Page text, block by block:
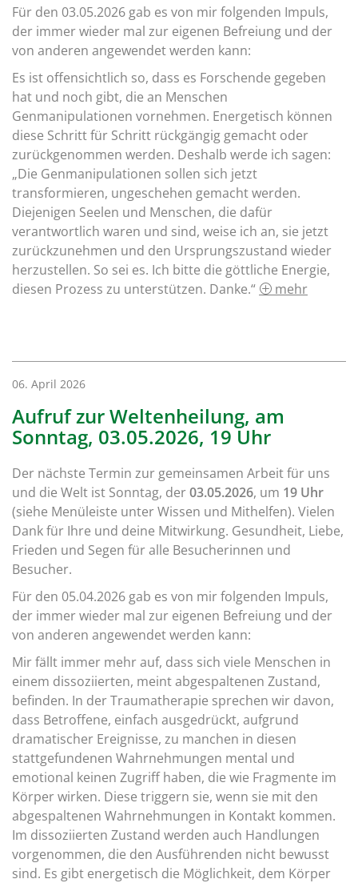
Für den 03.05.2026 gab es von mir folgenden Impuls,
der immer wieder mal zur eigenen Befreiung und der
von anderen angewendet werden kann:
Es ist offensichtlich so, dass es Forschende gegeben
hat und noch gibt, die an Menschen
Genmanipulationen vornehmen. Energetisch können
diese Schritt für Schritt rückgängig gemacht oder
zurückgenommen werden. Deshalb werde ich sagen:
„Die Genmanipulationen sollen sich jetzt
transformieren, ungeschehen gemacht werden.
Diejenigen Seelen und Menschen, die dafür
verantwortlich waren und sind, weise ich an, sie jetzt
zurückzunehmen und den Ursprungszustand wieder
herzustellen. So sei es. Ich bitte die göttliche Energie,
diesen Prozess zu unterstützen. Danke.“
mehr
06. April 2026
Aufruf zur Weltenheilung, am
Sonntag, 03.05.2026, 19 Uhr
Der nächste Termin zur gemeinsamen Arbeit für uns
und die Welt ist Sonntag, der03.05.2026, um 19 Uhr
(siehe Menüleiste unter Wissen und Mithelfen). Vielen
Dank für Ihre und deine Mitwirkung. Gesundheit, Liebe,
Frieden und Segen für alle Besucherinnen und
Besucher.
Für den 05.04.2026 gab es von mir folgenden Impuls,
der immer wieder mal zur eigenen Befreiung und der
von anderen angewendet werden kann:
Mir fällt immer mehr auf, dass sich viele Menschen in
einem dissoziierten, meint abgespaltenen Zustand,
befinden. In der Traumatherapie sprechen wir davon,
dass Betroffene, einfach ausgedrückt, aufgrund
dramatischer Ereignisse, zu manchen in diesen
stattgefundenen Wahrnehmungen mental und
emotional keinen Zugriff haben, die wie Fragmente im
Körper wirken. Diese triggern sie, wenn sie mit den
abgespaltenen Wahrnehmungen in Kontakt kommen.
Im dissoziierten Zustand werden auch Handlungen
vorgenommen, die den Ausführenden nicht bewusst
sind. Es gibt energetisch die Möglichkeit, dem Körper